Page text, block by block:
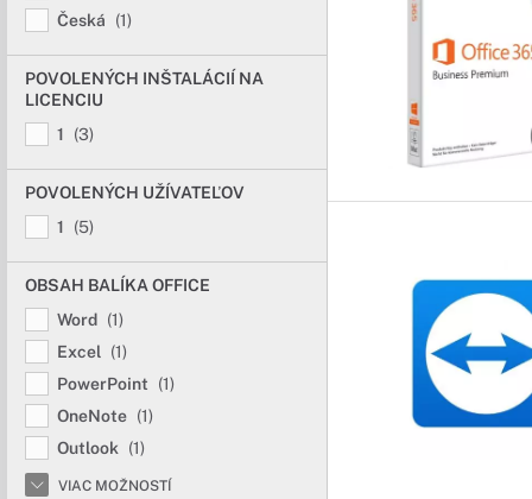
Česká
(1)
POVOLENÝCH INŠTALÁCIÍ NA
LICENCIU
1
(3)
POVOLENÝCH UŽÍVATEĽOV
1
(5)
OBSAH BALÍKA OFFICE
Word (1)
Excel
(1)
PowerPoint
(1)
OneNote (1)
Outlook
(1)
VIAC MOŽNOSTÍ